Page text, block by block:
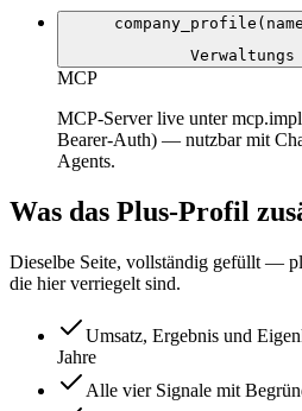
Verwaltungs
MCP
MCP-Server live unter
Bearer-Auth) — nutzbar mit
Agents.
Was das Plus-Profil
Dieselbe Seite, vollständig gefüllt —
die hier verriegelt sind.
Umsatz, Ergebnis und
Jahre
Alle vier Signale mit